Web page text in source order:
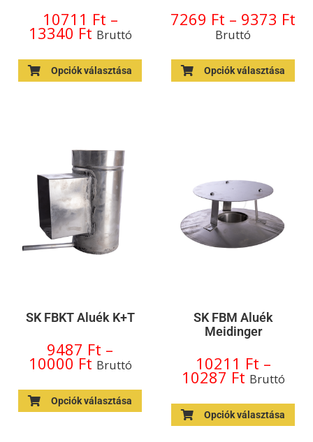
10711 Ft –
13340 Ft Bruttó
Opciók választása
7269 Ft – 9373 Ft
Bruttó
Opciók választása
SK FBKT Aluék K+T
9487 Ft –
10000 Ft Bruttó
Opciók választása
SK FBM Aluék
Meidinger
10211 Ft –
10287 Ft Bruttó
Opciók választása